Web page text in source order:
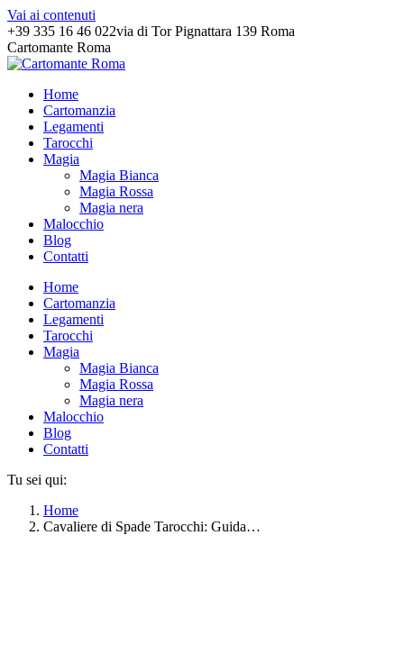
Vai ai contenuti
+39 335 16 46 022via di Tor Pignattara 139 Roma
Cartomante Roma
Home
Cartomanzia
Legamenti
Tarocchi
Magia
Magia Bianca
Magia Rossa
Magia nera
Malocchio
Blog
Contatti
Home
Cartomanzia
Legamenti
Tarocchi
Magia
Magia Bianca
Magia Rossa
Magia nera
Malocchio
Blog
Contatti
Tu sei qui:
Home
Cavaliere di Spade Tarocchi: Guida…